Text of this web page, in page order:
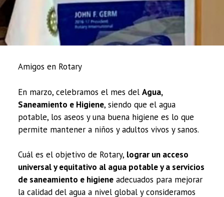
Amigos en Rotary
En marzo, celebramos el mes del Agua,
Saneamiento e Higiene, siendo que el agua
potable, los aseos y una buena higiene es lo que
permite mantener a niños y adultos vivos y sanos.
Cuál es el objetivo de Rotary, lograr un acceso
universal y equitativo al agua potable y a servicios
de saneamiento e higieneadecuados para mejorar
la calidad del agua a nivel global y consideramos